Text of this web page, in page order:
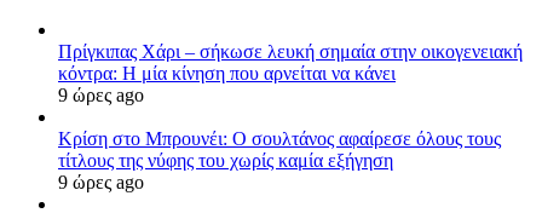
Πρίγκιπας Χάρι – σήκωσε λευκή σημαία στην οικογενειακή
κόντρα: Η μία κίνηση που αρνείται να κάνει
9 ώρες ago
Κρίση στο Μπρουνέι: Ο σουλτάνος αφαίρεσε όλους τους
τίτλους της νύφης του χωρίς καμία εξήγηση
9 ώρες ago